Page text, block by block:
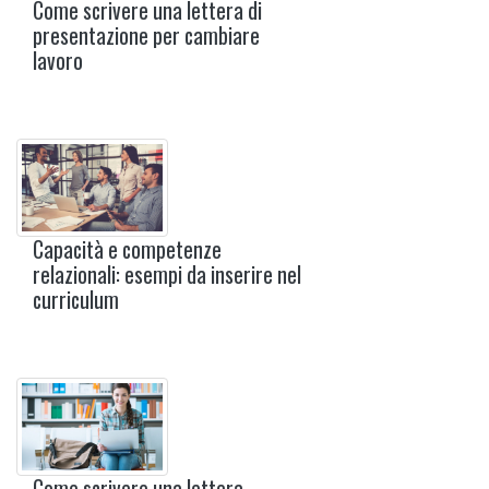
Come scrivere una lettera di
presentazione per cambiare
lavoro
Capacità e competenze
relazionali: esempi da inserire nel
curriculum